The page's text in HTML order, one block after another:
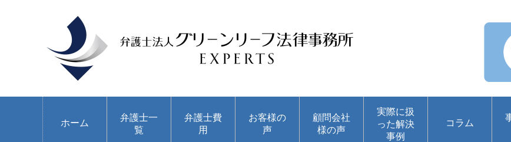
ホーム
弁護士一
覧
弁護士費
用
お客様の
声
顧問会社
様の声
実際に扱
った解決
事例
コラム